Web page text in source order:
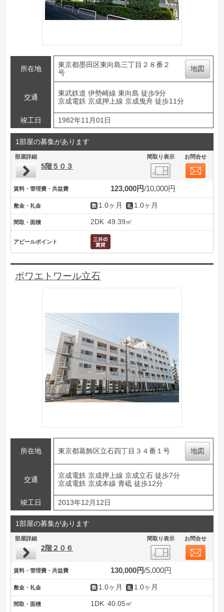
所在地
東京都墨田区東向島三丁目２８番２
号
地図
交通
東武鉄道 伊勢崎線 東向島 徒歩9分
京成電鉄 京成押上線 京成曳舟 徒歩11分
竣工日 1982年11月01日
1部屋の募集があります
部屋詳細 間取り表示 お問合せ
5階５０３
賃料・管理費・共益費 123,000円 10,000円
敷金・礼金 1.0ヶ月 1.0ヶ月
間取・面積 2DK 49.39㎡
アピールポイント
ボワエトワール立石
所在地 東京都葛飾区立石四丁目３４番１号 地図
交通
京成電鉄 京成押上線 京成立石 徒歩7分
京成電鉄 京成本線 青砥 徒歩12分
竣工日 2013年12月12日
1部屋の募集があります
部屋詳細 間取り表示 お問合せ
2階２０６
賃料・管理費・共益費 130,000円 5,000円
敷金・礼金 1.0ヶ月 1.0ヶ月
間取・面積 1DK 40.05㎡